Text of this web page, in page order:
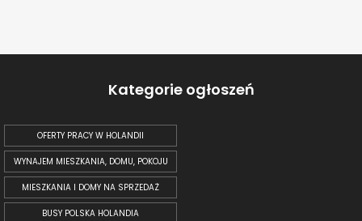
Kategorie ogłoszeń
OFERTY PRACY W HOLANDII
WYNAJEM MIESZKANIA, DOMU, POKOJU
MIESZKANIA I DOMY NA SPRZEDAŻ
BUSY POLSKA HOLANDIA